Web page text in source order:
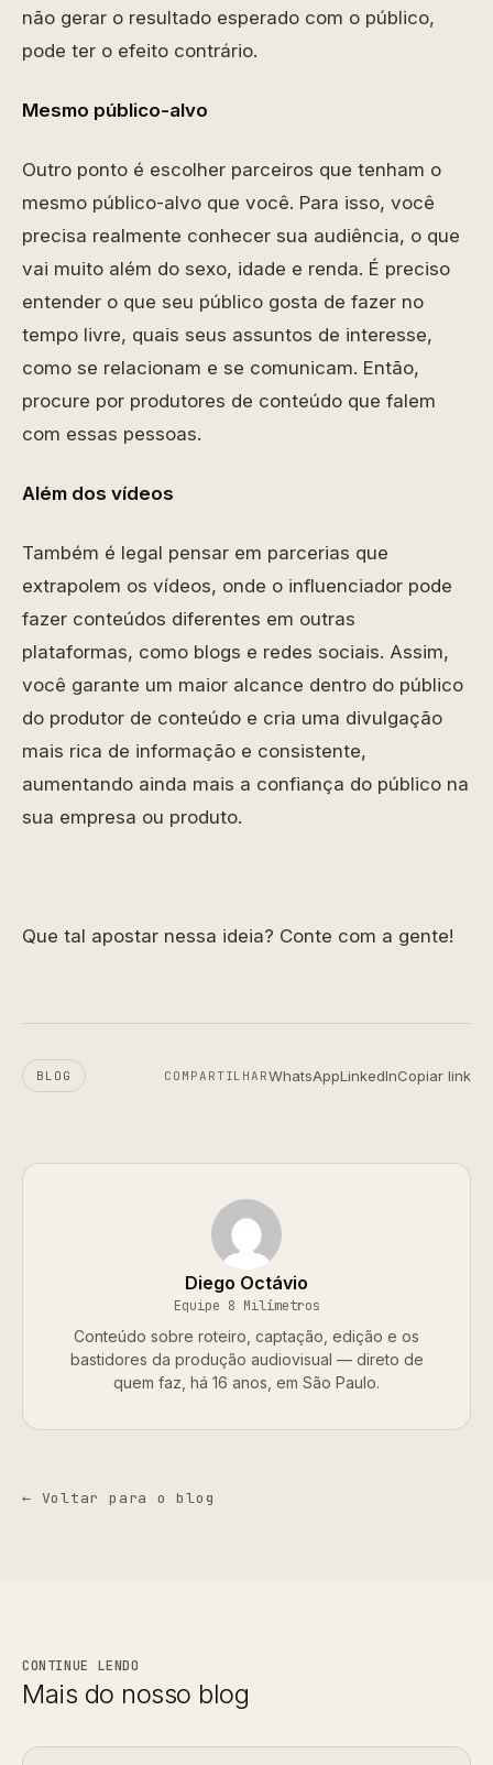
não gerar o resultado esperado com o público,
pode ter o efeito contrário.
Mesmo público-alvo
Outro ponto é escolher parceiros que tenham o
mesmo público-alvo que você. Para isso, você
precisa realmente conhecer sua audiência, o que
vai muito além do sexo, idade e renda. É preciso
entender o que seu público gosta de fazer no
tempo livre, quais seus assuntos de interesse,
como se relacionam e se comunicam. Então,
procure por produtores de conteúdo que falem
com essas pessoas.
Além dos vídeos
Também é legal pensar em parcerias que
extrapolem os vídeos, onde o influenciador pode
fazer conteúdos diferentes em outras
plataformas, como blogs e redes sociais. Assim,
você garante um maior alcance dentro do público
do produtor de conteúdo e cria uma divulgação
mais rica de informação e consistente,
aumentando ainda mais a confiança do público na
sua empresa ou produto.
Que tal apostar nessa ideia? Conte com a gente!
BLOG COMPARTILHARWhatsAppLinkedInCopiar link
Diego Octávio
Equipe 8 Milímetros
Conteúdo sobre roteiro, captação, edição e os
bastidores da produção audiovisual — direto de
quem faz, há 16 anos, em São Paulo.
← Voltar para o blog
CONTINUE LENDO
Mais do nosso blog